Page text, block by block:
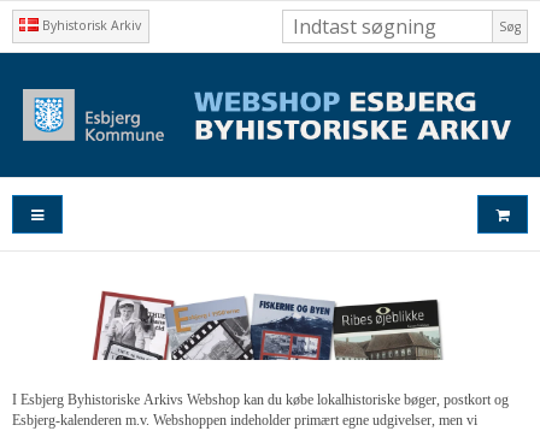
Byhistorisk Arkiv Søg
I Esbjerg Byhistoriske Arkivs Webshop kan du købe lokalhistoriske bøger, postkort og
Esbjerg-kalenderen m.v. Webshoppen indeholder primært egne udgivelser, men vi